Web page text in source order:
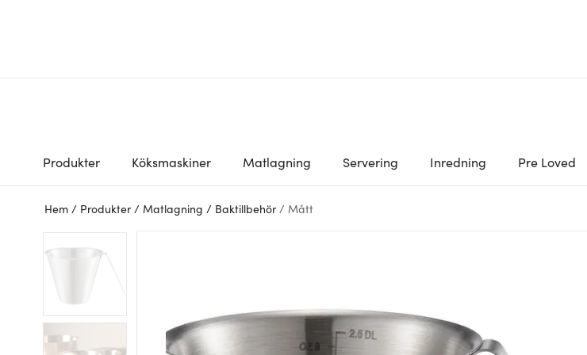
Produkter Köksmaskiner Matlagning Servering Inredning Pre Loved
Hem / Produkter / Matlagning / Baktillbehör / Mått